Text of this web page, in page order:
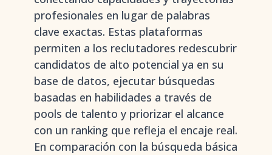
profesionales en lugar de palabras
clave exactas. Estas plataformas
permiten a los reclutadores redescubrir
candidatos de alto potencial ya en su
base de datos, ejecutar búsquedas
basadas en habilidades a través de
pools de talento y priorizar el alcance
con un ranking que refleja el encaje real.
En comparación con la búsqueda básica